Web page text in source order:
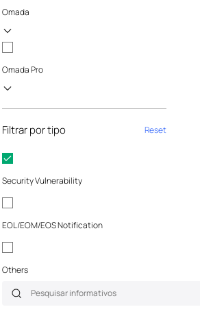
Omada
Omada Pro
Filtrar por tipo Reset
Security Vulnerability
EOL/EOM/EOS Notification
Others